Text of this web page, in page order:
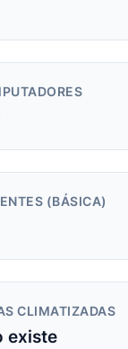
(BÁSICA)
CLIMATIZADAS
existe